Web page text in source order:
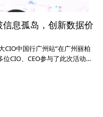
息孤岛，创新数据价
CIO中国行广州站”在广州丽柏
CIO、CEO参与了此次活动，
CEO参与了此次活动，深入探